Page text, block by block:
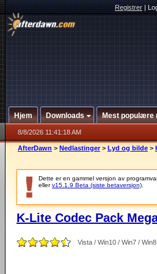
Registrer|
Hjem Downloads Mest populære
8/8/2026 11:41:18 AM
AfterDawn > Nedlastinger > Lyd og bilde >
Dette er en gammel versjon av
ellerv15.1.9 Beta (siste betaversjon)
K-Lite Codec Pack
Vista / Win10 / Win7 /